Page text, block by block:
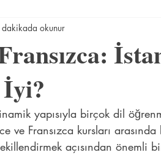
okunur
yapısıyla birçok dil
ve Fransızca kursları
açısından önemli